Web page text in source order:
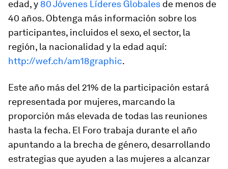
edad, y 80 Jóvenes Líderes Globales de menos de
40 años. Obtenga más información sobre los
participantes, incluidos el sexo, el sector, la
región, la nacionalidad y la edad aquí:
http://wef.ch/am18graphic.
Este año más del 21% de la participación estará
representada por mujeres, marcando la
proporción más elevada de todas las reuniones
hasta la fecha. El Foro trabaja durante el año
apuntando a la brecha de género, desarrollando
estrategias que ayuden a las mujeres a alcanzar